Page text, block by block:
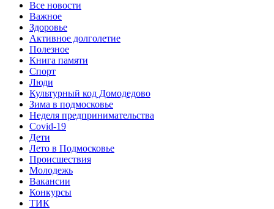
Все новости
Важное
Здоровье
Активное долголетие
Полезное
Книга памяти
Спорт
Люди
Культурный код Домодедово
Зима в подмосковье
Неделя предпринимательства
Covid-19
Дети
Лето в Подмосковье
Происшествия
Молодежь
Вакансии
Конкурсы
ТИК